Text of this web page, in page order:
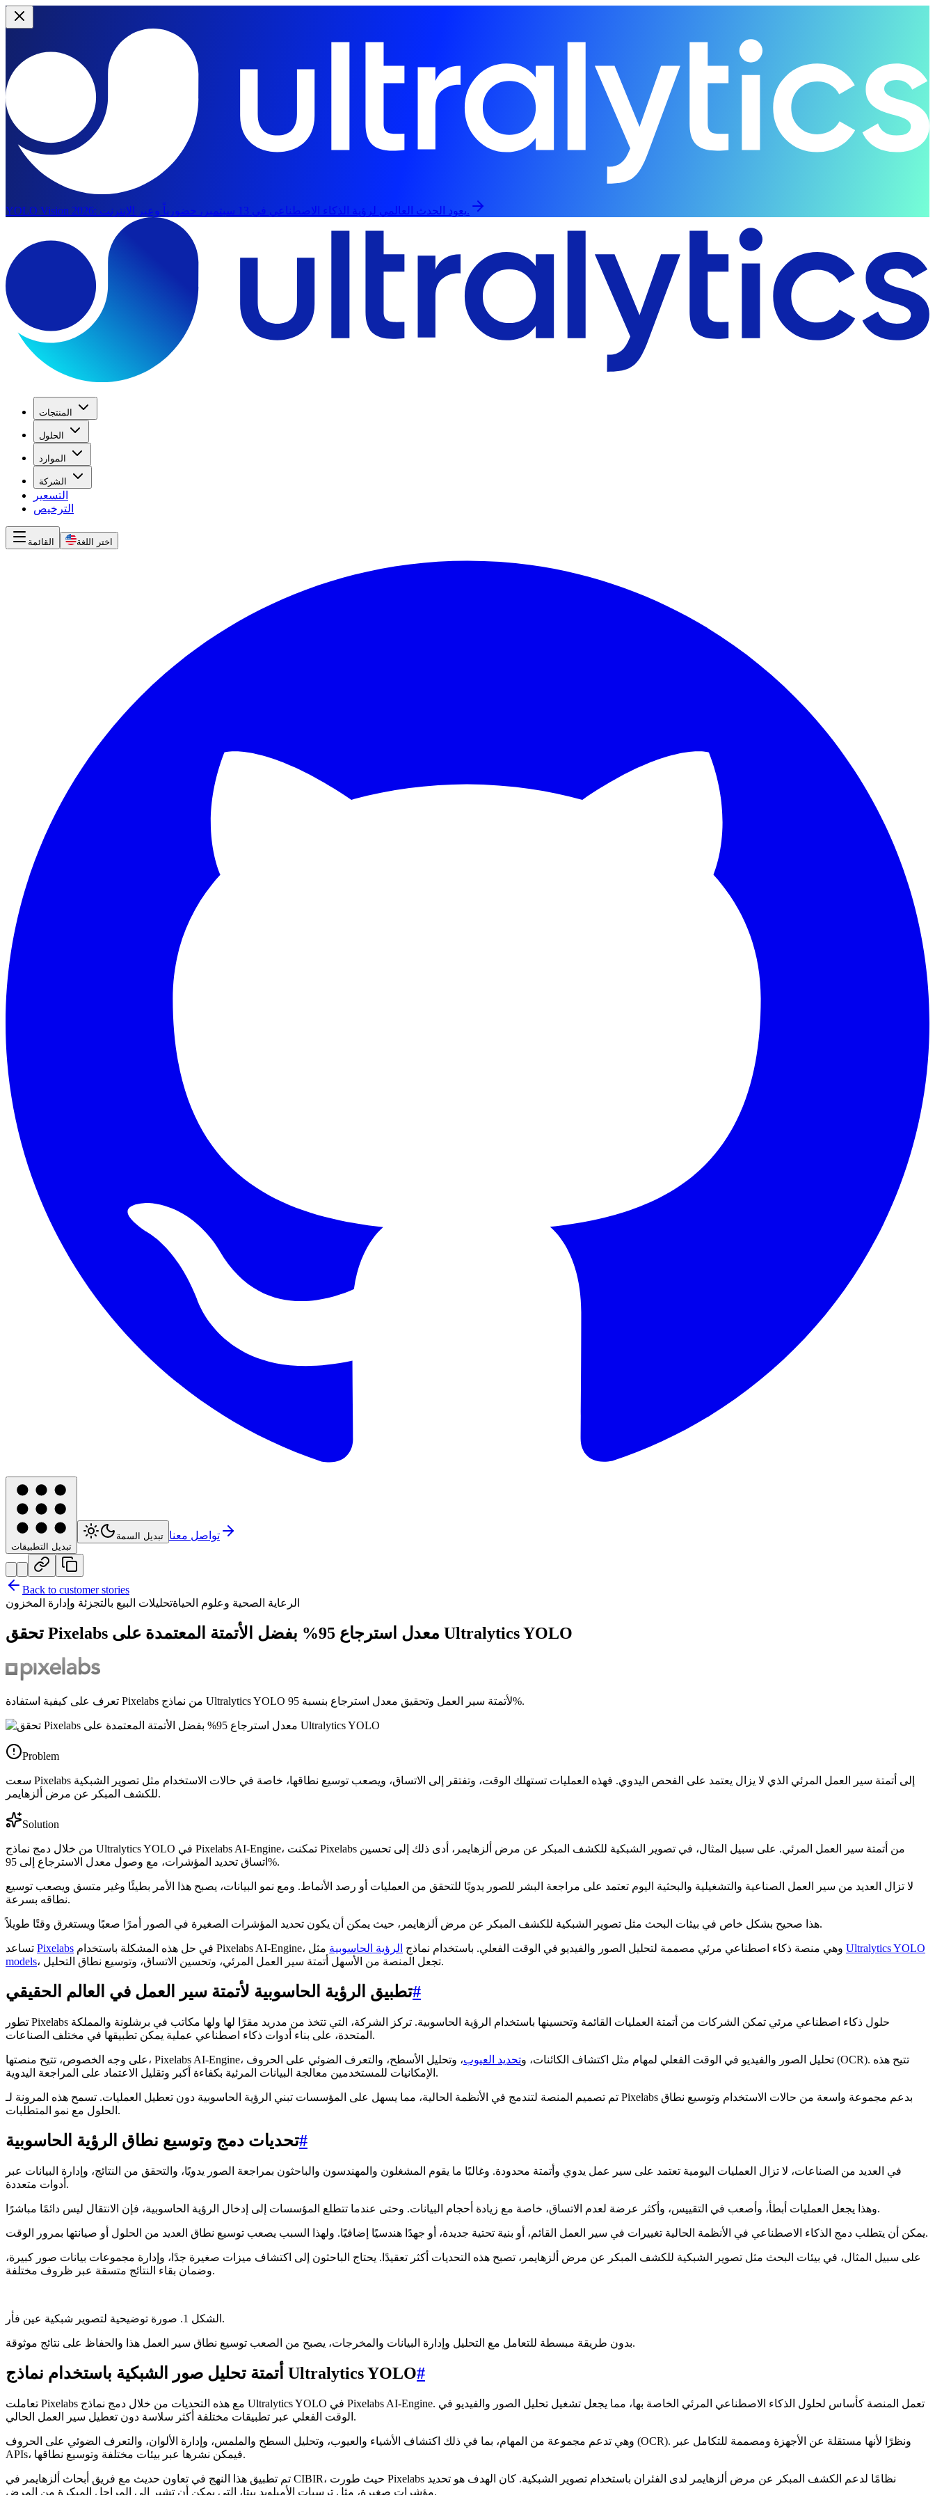
YOLO Vision 2026: يعود الحدث العالمي لرؤية الذكاء الاصطناعي في 13 سبتمبر، حضورياً وعبر الإنترنت.
المنتجات
الحلول
الموارد
الشركة
التسعير
الترخيص
القائمة اختر اللغة
تبديل التطبيقات
تبديل السمة تواصل معنا
Back to customer stories
الرعاية الصحية وعلوم الحياةتحليلات البيع بالتجزئة وإدارة المخزون
تحقق Pixelabs معدل استرجاع 95% بفضل الأتمتة المعتمدة على Ultralytics YOLO
تعرف على كيفية استفادة Pixelabs من نماذج Ultralytics YOLO لأتمتة سير العمل وتحقيق معدل استرجاع بنسبة 95%.
Problem
سعت Pixelabs إلى أتمتة سير العمل المرئي الذي لا يزال يعتمد على الفحص اليدوي. فهذه العمليات تستهلك الوقت، وتفتقر إلى الاتساق، ويصعب توسيع نطاقها، خاصة في حالات الاستخدام مثل تصوير الشبكية
للكشف المبكر عن مرض ألزهايمر.
Solution
من خلال دمج نماذج Ultralytics YOLO في Pixelabs AI-Engine، تمكنت Pixelabs من أتمتة سير العمل المرئي. على سبيل المثال، في تصوير الشبكية للكشف المبكر عن مرض ألزهايمر، أدى ذلك إلى تحسين
اتساق تحديد المؤشرات، مع وصول معدل الاسترجاع إلى 95%.
لا تزال العديد من سير العمل الصناعية والتشغيلية والبحثية اليوم تعتمد على مراجعة البشر للصور يدويًا للتحقق من العمليات أو رصد الأنماط. ومع نمو البيانات، يصبح هذا الأمر بطيئًا وغير متسق ويصعب توسيع
نطاقه بسرعة.
هذا صحيح بشكل خاص في بيئات البحث مثل تصوير الشبكية للكشف المبكر عن مرض ألزهايمر، حيث يمكن أن يكون تحديد المؤشرات الصغيرة في الصور أمرًا صعبًا ويستغرق وقتًا طويلاً.
Pixelabs في حل هذه المشكلة باستخدام Pixelabs AI-Engine، وهي منصة ذكاء اصطناعي مرئي مصممة لتحليل الصور والفيديو في الوقت الفعلي. باستخدام نماذج الرؤية الحاسوبية
Ultralytics YOLO
models
، تجعل المنصة من الأسهل أتمتة سير العمل المرئي، وتحسين الاتساق، وتوسيع نطاق التحليل.
تطبيق الرؤية الحاسوبية لأتمتة سير العمل في العالم الحقيقي#
تطور Pixelabs حلول ذكاء اصطناعي مرئي تمكن الشركات من أتمتة العمليات القائمة وتحسينها باستخدام الرؤية الحاسوبية. تركز الشركة، التي تتخذ من مدريد مقرًا لها ولها مكاتب في برشلونة والمملكة
المتحدة، على بناء أدوات ذكاء اصطناعي عملية يمكن تطبيقها في مختلف الصناعات.
على وجه الخصوص، تتيح منصتها، Pixelabs AI-Engine، تحليل الصور والفيديو في الوقت الفعلي لمهام مثل اكتشاف الكائنات، وتحديد العيوب، وتحليل الأسطح، والتعرف الضوئي على الحروف (OCR). تتيح هذه
الإمكانيات للمستخدمين معالجة البيانات المرئية بكفاءة أكبر وتقليل الاعتماد على المراجعة اليدوية.
تم تصميم المنصة لتندمج في الأنظمة الحالية، مما يسهل على المؤسسات تبني الرؤية الحاسوبية دون تعطيل العمليات. تسمح هذه المرونة لـ Pixelabs بدعم مجموعة واسعة من حالات الاستخدام وتوسيع نطاق
الحلول مع نمو المتطلبات.
تحديات دمج وتوسيع نطاق الرؤية الحاسوبية#
في العديد من الصناعات، لا تزال العمليات اليومية تعتمد على سير عمل يدوي وأتمتة محدودة. وغالبًا ما يقوم المشغلون والمهندسون والباحثون بمراجعة الصور يدويًا، والتحقق من النتائج، وإدارة البيانات عبر
أدوات متعددة.
وهذا يجعل العمليات أبطأ، وأصعب في التقييس، وأكثر عرضة لعدم الاتساق، خاصة مع زيادة أحجام البيانات. وحتى عندما تتطلع المؤسسات إلى إدخال الرؤية الحاسوبية، فإن الانتقال ليس دائمًا مباشرًا.
يمكن أن يتطلب دمج الذكاء الاصطناعي في الأنظمة الحالية تغييرات في سير العمل القائم، أو بنية تحتية جديدة، أو جهدًا هندسيًا إضافيًا. ولهذا السبب يصعب توسيع نطاق العديد من الحلول أو صيانتها بمرور الوقت.
على سبيل المثال، في بيئات البحث مثل تصوير الشبكية للكشف المبكر عن مرض ألزهايمر، تصبح هذه التحديات أكثر تعقيدًا. يحتاج الباحثون إلى اكتشاف ميزات صغيرة جدًا، وإدارة مجموعات بيانات صور كبيرة،
وضمان بقاء النتائج متسقة عبر ظروف مختلفة.
الشكل 1. صورة توضيحية لتصوير شبكية عين فأر.
بدون طريقة مبسطة للتعامل مع التحليل وإدارة البيانات والمخرجات، يصبح من الصعب توسيع نطاق سير العمل هذا والحفاظ على نتائج موثوقة.
أتمتة تحليل صور الشبكية باستخدام نماذج Ultralytics YOLO#
تعاملت Pixelabs مع هذه التحديات من خلال دمج نماذج Ultralytics YOLO في Pixelabs AI-Engine. تعمل المنصة كأساس لحلول الذكاء الاصطناعي المرئي الخاصة بها، مما يجعل تشغيل تحليل الصور والفيديو في
الوقت الفعلي عبر تطبيقات مختلفة أكثر سلاسة دون تعطيل سير العمل الحالي.
وهي تدعم مجموعة من المهام، بما في ذلك اكتشاف الأشياء والعيوب، وتحليل السطح والملمس، وإدارة الألوان، والتعرف الضوئي على الحروف (OCR). ونظرًا لأنها مستقلة عن الأجهزة ومصممة للتكامل عبر
APIs، فيمكن نشرها عبر بيئات مختلفة وتوسيع نطاقها.
تم تطبيق هذا النهج في تعاون حديث مع فريق أبحاث ألزهايمر في CIBIR، حيث طورت Pixelabs نظامًا لدعم الكشف المبكر عن مرض ألزهايمر لدى الفئران باستخدام تصوير الشبكية. كان الهدف هو تحديد
مؤشرات صغيرة، مثل ترسبات الأميلويد بيتا، التي يمكن أن تشير إلى المراحل المبكرة من المرض.